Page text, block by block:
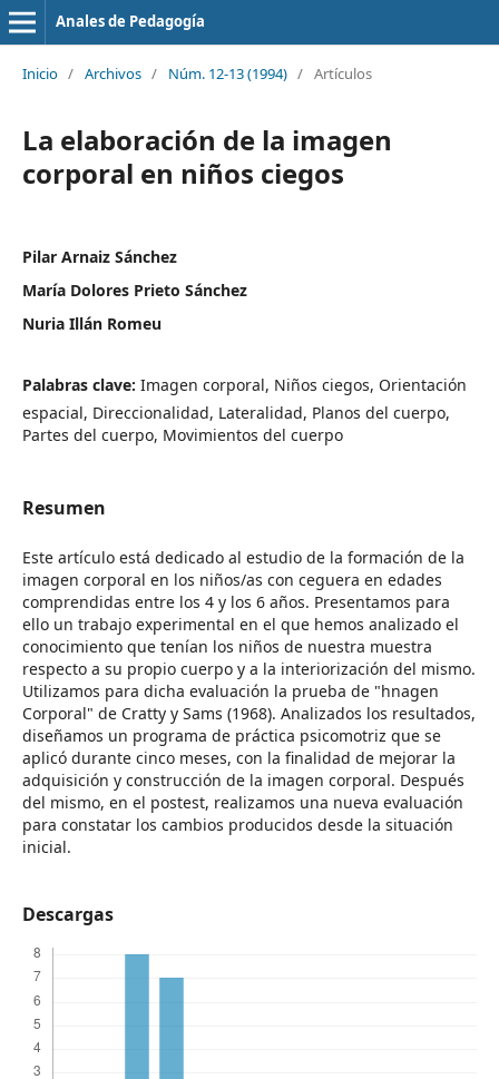
Anales de Pedagogía
Inicio / Archivos / Núm. 12-13 (1994) / Artículos
La elaboración de la imagen
corporal en niños ciegos
Pilar Arnaiz Sánchez
María Dolores Prieto Sánchez
Nuria Illán Romeu
Palabras clave: Imagen corporal, Niños ciegos, Orientación
espacial, Direccionalidad, Lateralidad, Planos del cuerpo,
Partes del cuerpo, Movimientos del cuerpo
Resumen
Este artículo está dedicado al estudio de la formación de la
imagen corporal en los niños/as con ceguera en edades
comprendidas entre los 4 y los 6 años. Presentamos para
ello un trabajo experimental en el que hemos analizado el
conocimiento que tenían los niños de nuestra muestra
respecto a su propio cuerpo y a la interiorización del mismo.
Utilizamos para dicha evaluación la prueba de "hnagen
Corporal" de Cratty y Sams (1968). Analizados los resultados,
diseñamos un programa de práctica psicomotriz que se
aplicó durante cinco meses, con la finalidad de mejorar la
adquisición y construcción de la imagen corporal. Después
del mismo, en el postest, realizamos una nueva evaluación
para constatar los cambios producidos desde la situación
inicial.
Descargas